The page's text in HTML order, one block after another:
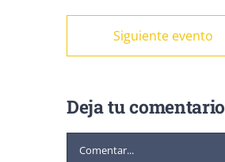
Siguiente evento
Deja tu comentario
Comentar